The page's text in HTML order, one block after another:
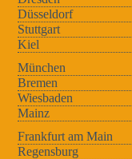
Düsseldorf
Stuttgart
Kiel
München
Bremen
Wiesbaden
Mainz
Frankfurt am Main
Regensburg